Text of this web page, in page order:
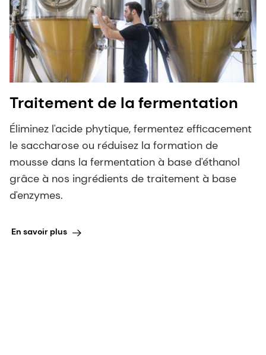
Traitement de la fermentation
Éliminez l'acide phytique, fermentez efficacement
le saccharose ou réduisez la formation de
mousse dans la fermentation à base d'éthanol
grâce à nos ingrédients de traitement à base
d'enzymes.
En savoir plus